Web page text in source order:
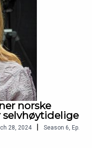
norske
selvhøytidelige
28, 2024 | Season 6, Ep.